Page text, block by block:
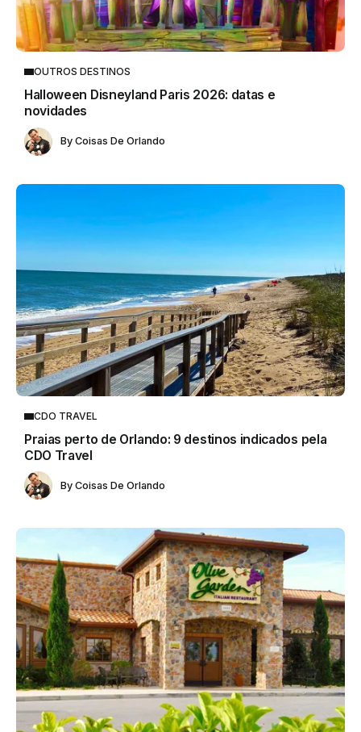
OUTROS DESTINOS
Halloween Disneyland Paris 2026: datas e
novidades
By Coisas De Orlando
CDO TRAVEL
Praias perto de Orlando: 9 destinos indicados pela
CDO Travel
By Coisas De Orlando